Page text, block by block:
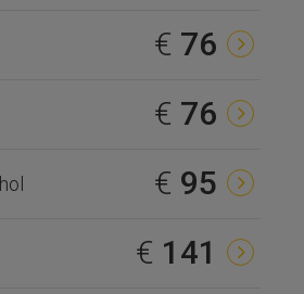
€ 76
€ 76
€ 95
€ 141